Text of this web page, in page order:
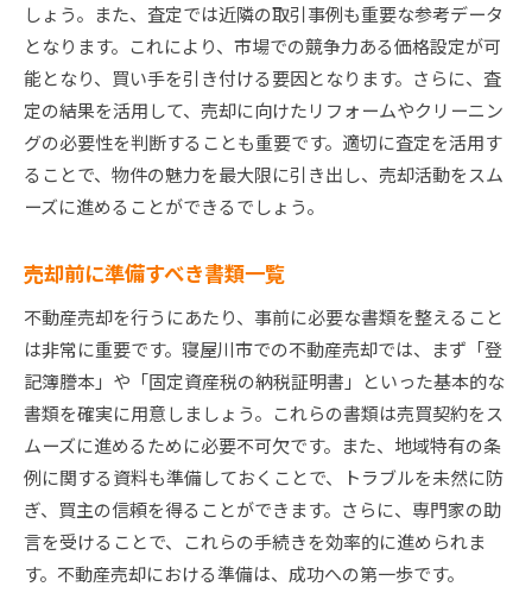
売却スケジュールに関する一般的な疑問
税金に関する具体的な疑問とその答え
寝屋川市の資産を賢く活用し最大の利益を引き出す
売却術
長期的な視点で見る資産の評価法
売却後の再投資先を検討する
購入者にアピールするための資料作成
タイミングを見極めた売却計画の立て方
資産運用とライフプランの調和
しょう。また、査定では近隣の取引事例も重要な参考データ
となります。これにより、市場での競争力ある価格設定が可
能となり、買い手を引き付ける要因となります。さらに、査
定の結果を活用して、売却に向けたリフォームやクリーニン
グの必要性を判断することも重要です。適切に査定を活用す
ることで、物件の魅力を最大限に引き出し、売却活動をスム
ーズに進めることができるでしょう。
売却前に準備すべき書類一覧
不動産売却を行うにあたり、事前に必要な書類を整えること
は非常に重要です。寝屋川市での不動産売却では、まず「登
記簿謄本」や「固定資産税の納税証明書」といった基本的な
書類を確実に用意しましょう。これらの書類は売買契約をス
ムーズに進めるために必要不可欠です。また、地域特有の条
例に関する資料も準備しておくことで、トラブルを未然に防
ぎ、買主の信頼を得ることができます。さらに、専門家の助
言を受けることで、これらの手続きを効率的に進められま
す。不動産売却における準備は、成功への第一歩です。